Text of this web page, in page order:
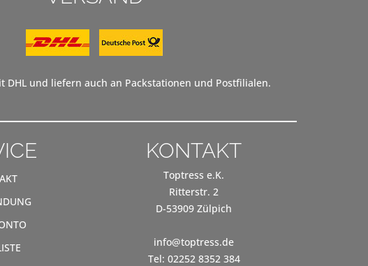
DHL und liefern auch an Packstationen und Postfilialen.
KONTAKT
Toptress e.K.
Ritterstr. 2
D-53909 Zülpich
info@toptress.de
Tel: 02252 8352 384